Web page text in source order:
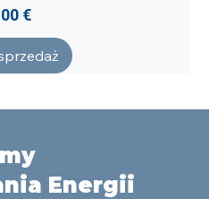
€
Energii